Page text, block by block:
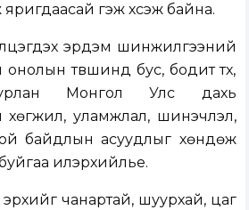
гэж хүсэж байна.
эрдэм шинжилгээний
онолын түвшинд бус, бодит түүх,
Монгол Улс дахь
хөгжил, уламжлал, шинэчлэл,
байдлын асуудлыг хөндөж
илэрхийлье.
эрхийг чанартай, шуурхай, цаг